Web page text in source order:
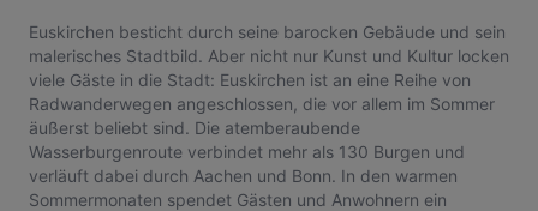
Euskirchen besticht durch seine barocken Gebäude und sein
malerisches Stadtbild. Aber nicht nur Kunst und Kultur locken
viele Gäste in die Stadt: Euskirchen ist an eine Reihe von
Radwanderwegen angeschlossen, die vor allem im Sommer
äußerst beliebt sind. Die atemberaubende
Wasserburgenroute verbindet mehr als 130 Burgen und
verläuft dabei durch Aachen und Bonn. In den warmen
Sommermonaten spendet Gästen und Anwohnern ein